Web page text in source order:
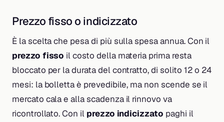
Prezzo fisso o indicizzato
È la scelta che pesa di più sulla spesa annua. Con il
prezzo fisso il costo della materia prima resta
bloccato per la durata del contratto, di solito 12 o 24
mesi: la bolletta è prevedibile, ma non scende se il
mercato cala e alla scadenza il rinnovo va
ricontrollato. Con il prezzo indicizzato paghi il